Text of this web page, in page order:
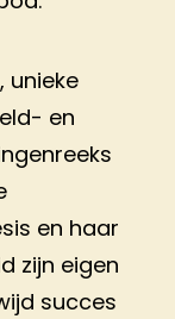
unieke
en
en haar
zijn eigen
succes